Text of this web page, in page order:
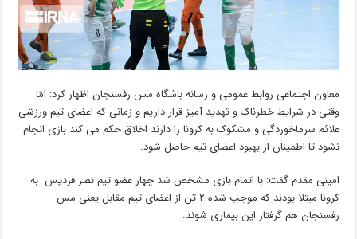
معاون اجتماعی روابط عمومی و رسانه باشگاه مس رفسنجان اظهار کرد: امّا
وقتی در شرایط خطرناک و تهدید آمیز قرار داریم و زمانی که اعضای تیم ورزشی
علائم سرماخوردگی و مشکوک به کرونا را دارند اخلاق حکم می کند بازی انجام
نشود تا اطمینان از بهبود اعضای تیم حاصل شود.
امینی مقدم گفت: با اتمام بازی مشخص شد چهار عضو تیم نصر فردیس به
کرونا مبتلا بودند که موجب شده ۲ تن از اعضای تیم مقابل یعنی مس
رفسنجان هم گرفتار این بیماری شوند.